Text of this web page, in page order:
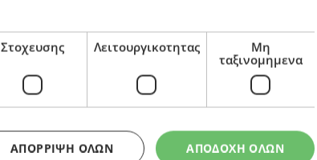
Στοχευσης Λειτουργικοτητας
Μη
ταξινομημενα
ΑΠΟΔΟΧΗ ΟΛΩΝ
ΑΠΌΡΡΙΨΗ ΌΛΩΝ